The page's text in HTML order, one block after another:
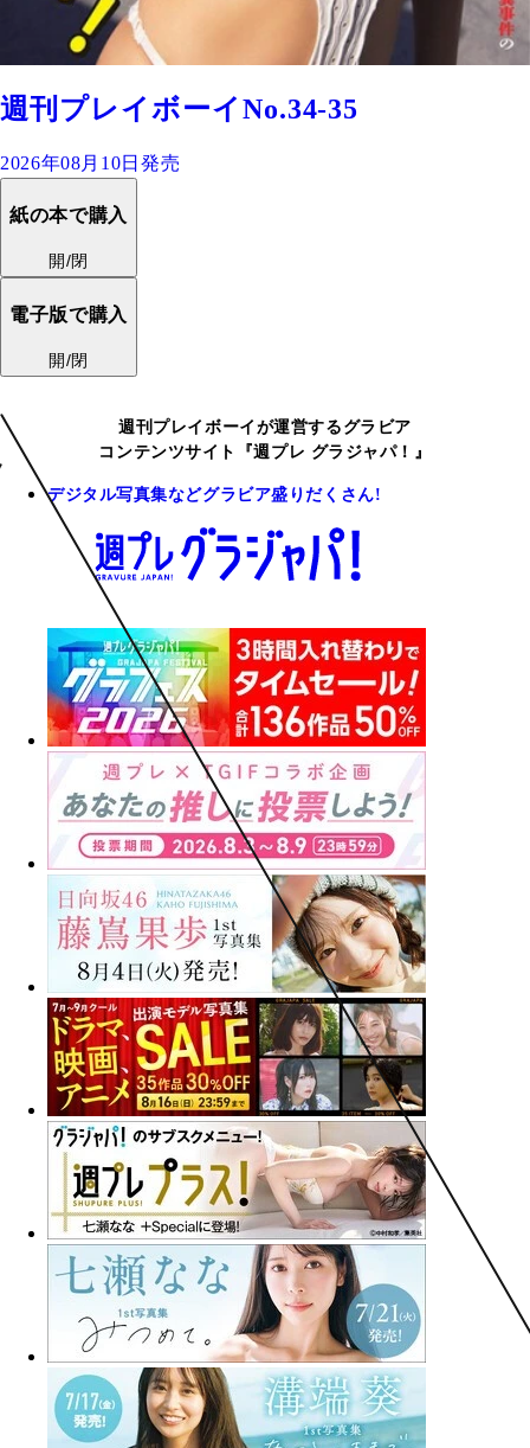
週刊プレイボーイNo.34-35
2026年08月10日発売
紙の本で購入
開/閉
電子版で購入
開/閉
週刊プレイボーイが運営するグラビア
コンテンツサイト『週プレ グラジャパ！』
デジタル写真集などグラビア盛りだくさん!